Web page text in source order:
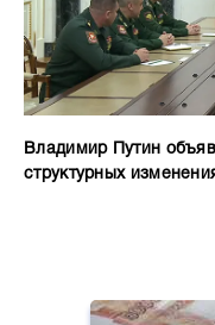
Владимир Путин
структурных